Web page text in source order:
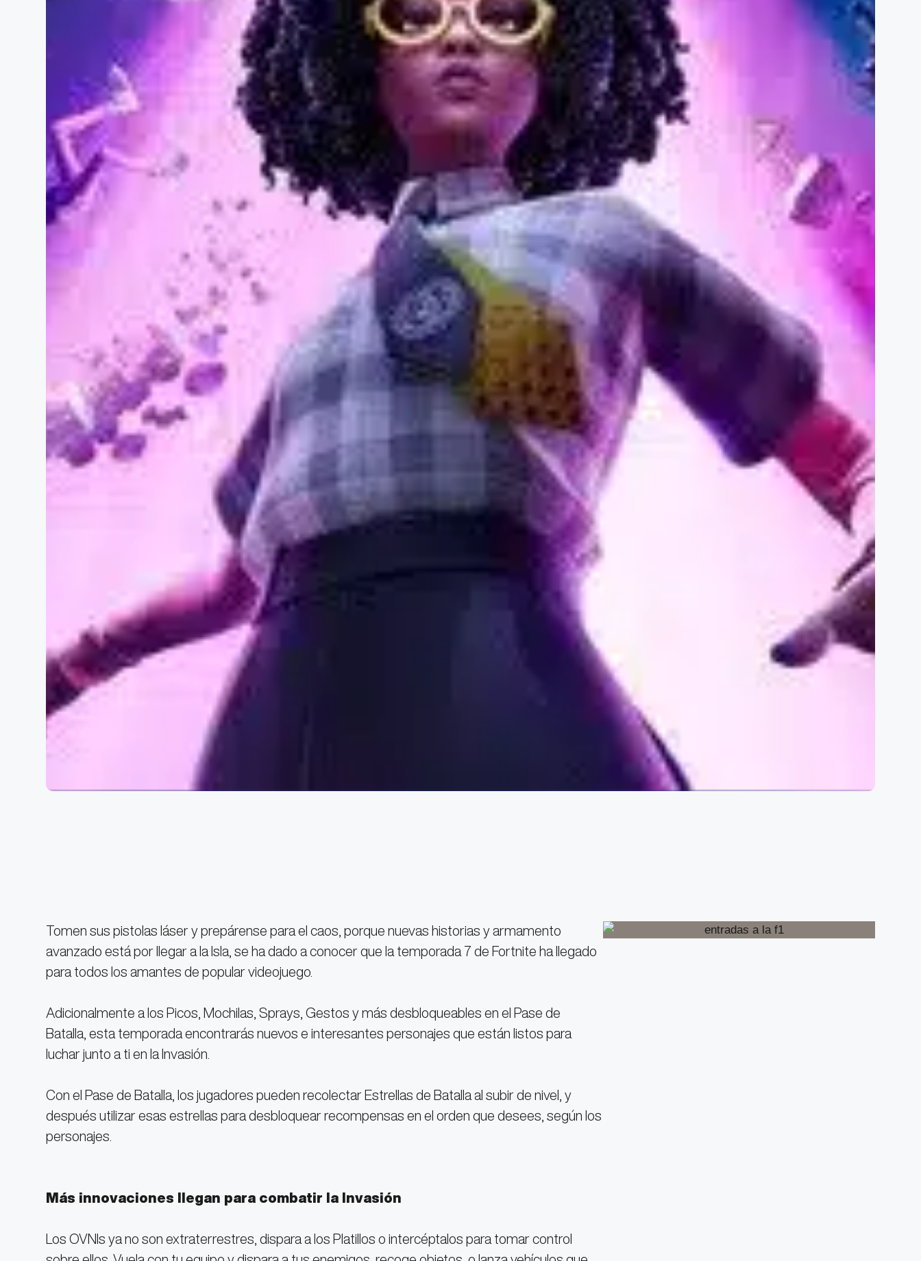
Tomen sus pistolas láser y prepárense para el caos, porque nuevas historias y armamento
avanzado está por llegar a la Isla, se ha dado a conocer que la temporada 7 de Fortnite ha llegado
para todos los amantes de popular videojuego.
Adicionalmente a los Picos, Mochilas, Sprays, Gestos y más desbloqueables en el Pase de
Batalla, esta temporada encontrarás nuevos e interesantes personajes que están listos para
luchar junto a ti en la Invasión.
Con el Pase de Batalla, los jugadores pueden recolectar Estrellas de Batalla al subir de nivel, y
después utilizar esas estrellas para desbloquear recompensas en el orden que desees, según los
personajes.
Más innovaciones llegan para combatir la Invasión
Los OVNIs ya no son extraterrestres, dispara a los Platillos o intercéptalos para tomar control